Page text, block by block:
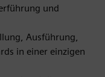
und
Ausführung,
in einer einzigen